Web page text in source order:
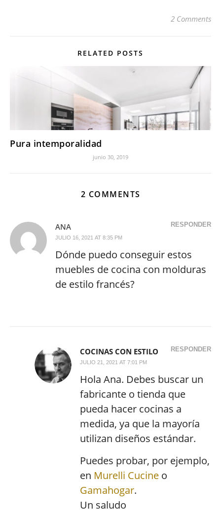
2 Comments
RELATED POSTS
Pura intemporalidad
junio 30, 2019
2 COMMENTS
ANA
JULIO 16, 2021 AT 8:35 PM
RESPONDER
Dónde puedo conseguir estos
muebles de cocina con molduras
de estilo francés?
COCINAS CON ESTILO
JULIO 21, 2021 AT 7:01 PM
RESPONDER
Hola Ana. Debes buscar un
fabricante o tienda que
pueda hacer cocinas a
medida, ya que la mayoría
utilizan diseños estándar.
Puedes probar, por ejemplo,
en Murelli Cucine o
Gamahogar.
Un saludo